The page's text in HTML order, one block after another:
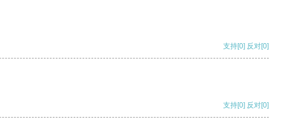
支持[0] 反对[0]
支持[0] 反对[0]